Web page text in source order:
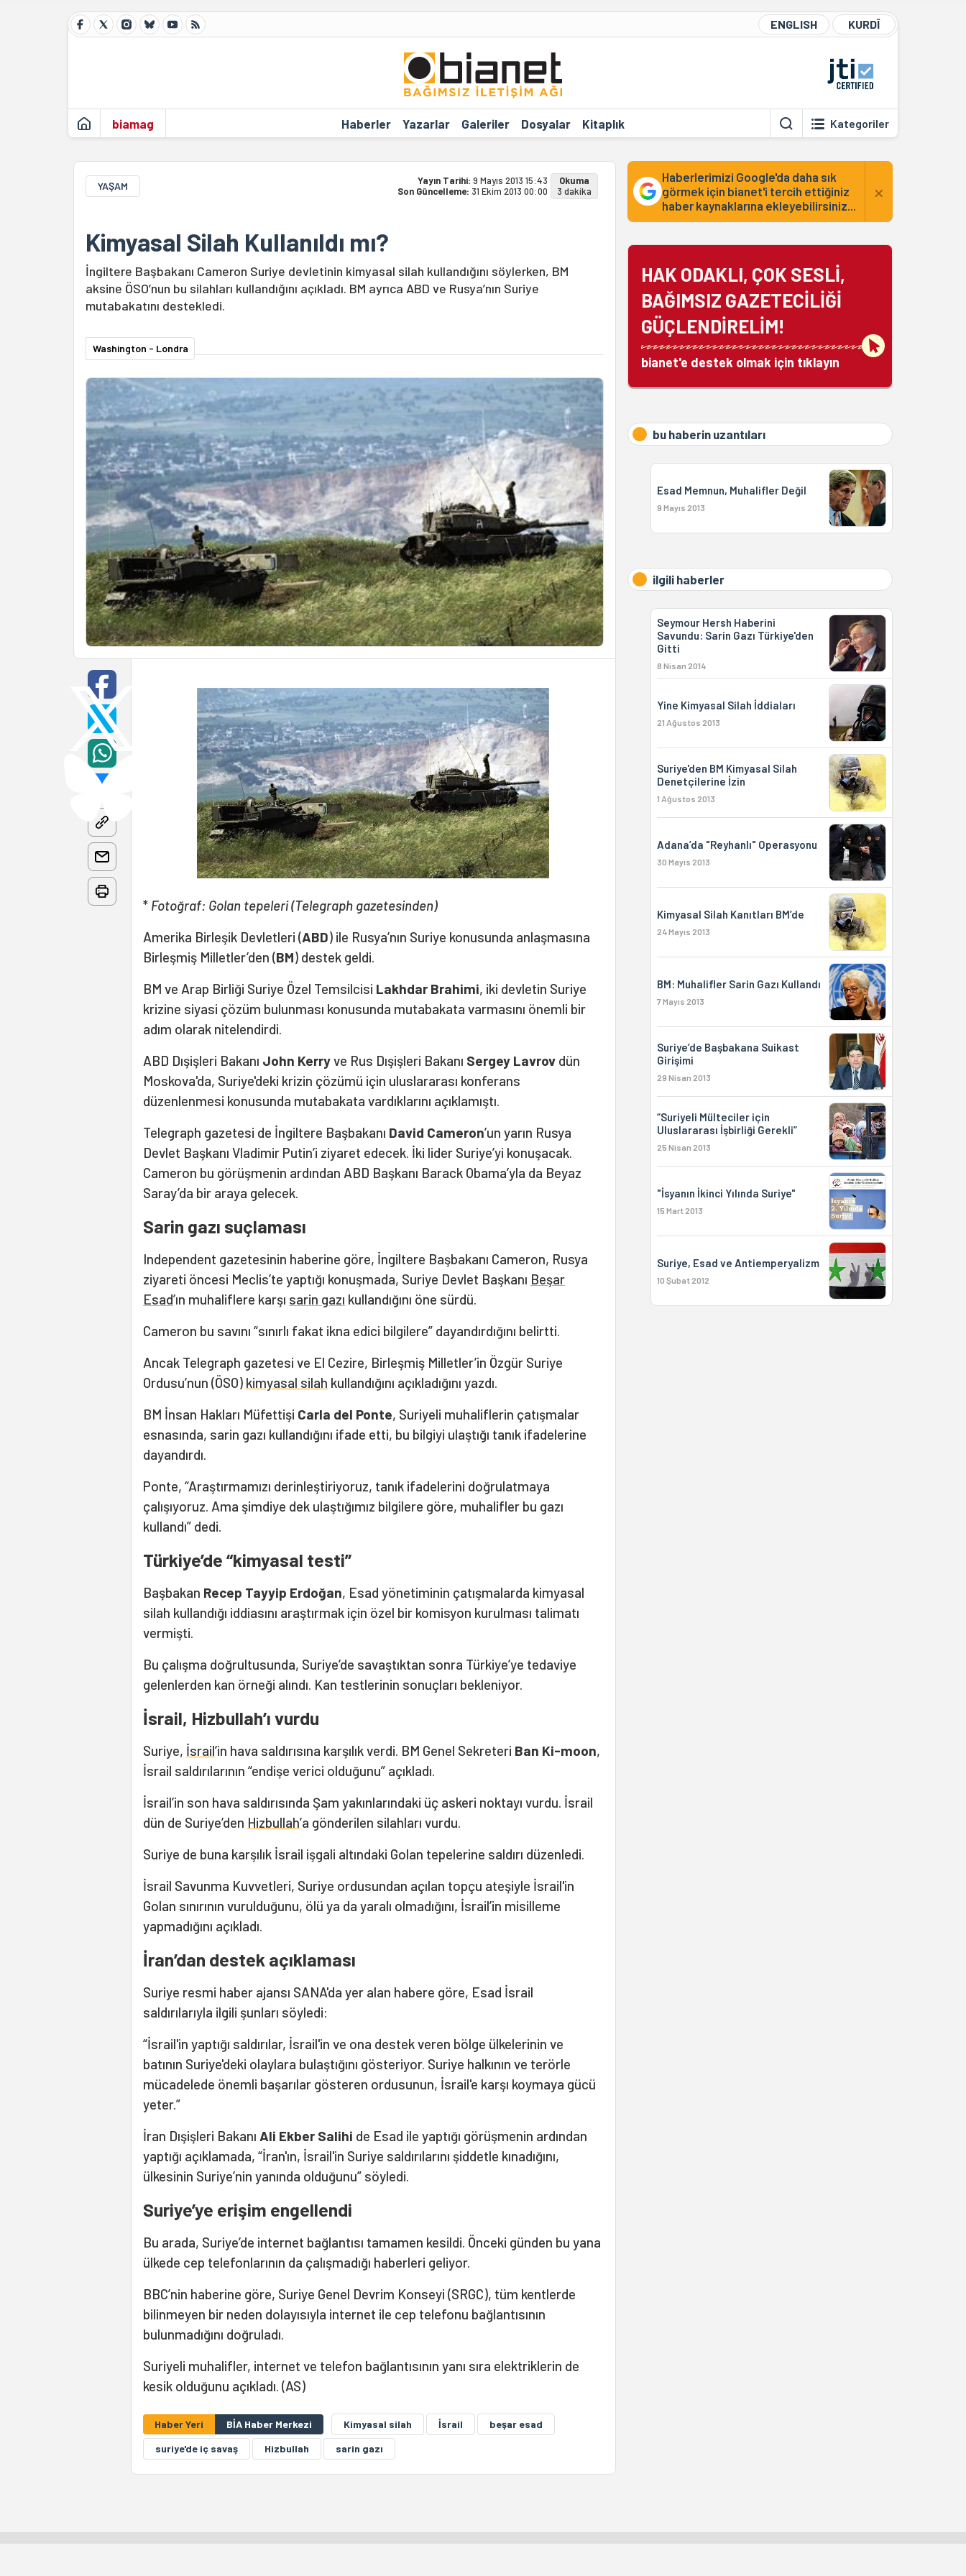
ENGLISH KURDÎ
biamag Haberler Yazarlar Galeriler Dosyalar Kitaplık Kategoriler
YAŞAM Yayın Tarihi: 9 Mayıs 2013 15:43
Son Güncelleme: 31 Ekim 2013 00:00
Okuma
3 dakika
Kimyasal Silah Kullanıldı mı?
İngiltere Başbakanı Cameron Suriye devletinin kimyasal silah kullandığını söylerken, BM
aksine ÖSO’nun bu silahları kullandığını açıkladı. BM ayrıca ABD ve Rusya’nın Suriye
mutabakatını destekledi.
Washington - Londra
* Fotoğraf: Golan tepeleri (Telegraph gazetesinden)
Amerika Birleşik Devletleri (ABD) ile Rusya’nın Suriye konusunda anlaşmasına
Birleşmiş Milletler’den (BM) destek geldi.
BM ve Arap Birliği Suriye Özel Temsilcisi Lakhdar Brahimi, iki devletin Suriye
krizine siyasi çözüm bulunması konusunda mutabakata varmasını önemli bir
adım olarak nitelendirdi.
ABD Dışişleri Bakanı John Kerryve Rus Dışişleri Bakanı Sergey Lavrov dün
Moskova'da, Suriye'deki krizin çözümü için uluslararası konferans
düzenlenmesi konusunda mutabakata vardıklarını açıklamıştı.
Telegraph gazetesi de İngiltere Başbakanı David Cameron’un yarın Rusya
Devlet Başkanı Vladimir Putin’i ziyaret edecek. İki lider Suriye’yi konuşacak.
Cameron bu görüşmenin ardından ABD Başkanı Barack Obama’yla da Beyaz
Saray’da bir araya gelecek.
Sarin gazı suçlaması
Independent gazetesinin haberine göre, İngiltere Başbakanı Cameron, Rusya
ziyareti öncesi Meclis’te yaptığı konuşmada, Suriye Devlet Başkanı Beşar
Esad’ın muhaliflere karşı sarin gazı kullandığını öne sürdü.
Cameron bu savını “sınırlı fakat ikna edici bilgilere” dayandırdığını belirtti.
Ancak Telegraph gazetesi ve El Cezire, Birleşmiş Milletler’in Özgür Suriye
Ordusu’nun (ÖSO) kimyasal silah kullandığını açıkladığını yazdı.
BM İnsan Hakları Müfettişi Carla del Ponte, Suriyeli muhaliflerin çatışmalar
esnasında, sarin gazı kullandığını ifade etti, bu bilgiyi ulaştığı tanık ifadelerine
dayandırdı.
Ponte, “Araştırmamızı derinleştiriyoruz, tanık ifadelerini doğrulatmaya
çalışıyoruz. Ama şimdiye dek ulaştığımız bilgilere göre, muhalifler bu gazı
kullandı” dedi.
Türkiye’de “kimyasal testi”
Başbakan Recep Tayyip Erdoğan, Esad yönetiminin çatışmalarda kimyasal
silah kullandığı iddiasını araştırmak için özel bir komisyon kurulması talimatı
vermişti.
Bu çalışma doğrultusunda, Suriye’de savaştıktan sonra Türkiye’ye tedaviye
gelenlerden kan örneği alındı. Kan testlerinin sonuçları bekleniyor.
İsrail, Hizbullah’ı vurdu
Suriye, İsrail’in hava saldırısına karşılık verdi. BM Genel Sekreteri Ban Ki-moon,
İsrail saldırılarının “endişe verici olduğunu” açıkladı.
İsrail’in son hava saldırısında Şam yakınlarındaki üç askeri noktayı vurdu. İsrail
dün de Suriye’den Hizbullah’a gönderilen silahları vurdu.
Suriye de buna karşılık İsrail işgali altındaki Golan tepelerine saldırı düzenledi.
İsrail Savunma Kuvvetleri, Suriye ordusundan açılan topçu ateşiyle İsrail'in
Golan sınırının vurulduğunu, ölü ya da yaralı olmadığını, İsrail’in misilleme
yapmadığını açıkladı.
İran’dan destek açıklaması
Suriye resmi haber ajansı SANA'da yer alan habere göre, Esad İsrail
saldırılarıyla ilgili şunları söyledi:
“İsrail'in yaptığı saldırılar, İsrail'in ve ona destek veren bölge ülkelerinin ve
batının Suriye'deki olaylara bulaştığını gösteriyor. Suriye halkının ve terörle
mücadelede önemli başarılar gösteren ordusunun, İsrail'e karşı koymaya gücü
yeter.”
İran Dışişleri Bakanı Ali Ekber Salihi de Esad ile yaptığı görüşmenin ardından
yaptığı açıklamada, “İran'ın, İsrail'in Suriye saldırılarını şiddetle kınadığını,
ülkesinin Suriye’nin yanında olduğunu” söyledi.
Suriye’ye erişim engellendi
Bu arada, Suriye’de internet bağlantısı tamamen kesildi. Önceki günden bu yana
ülkede cep telefonlarının da çalışmadığı haberleri geliyor.
BBC’nin haberine göre, Suriye Genel Devrim Konseyi (SRGC), tüm kentlerde
bilinmeyen bir neden dolayısıyla internet ile cep telefonu bağlantısının
bulunmadığını doğruladı.
Suriyeli muhalifler, internet ve telefon bağlantısının yanı sıra elektriklerin de
kesik olduğunu açıkladı. (AS)
Haber Yeri BİA Haber Merkezi Kimyasal silah İsrail
beşar esad
suriye'de iç savaş
Hizbullah sarin gazı
Haberlerimizi Google'da daha sık
görmek için bianet'i tercih ettiğiniz
haber kaynaklarına ekleyebilirsiniz...
×
HAK ODAKLI, ÇOK SESLİ,
BAĞIMSIZ GAZETECİLİĞİ
GÜÇLENDİRELİM!
bianet'e destek olmak için tıklayın
bu haberin uzantıları
Esad Memnun, Muhalifler Değil
9 Mayıs 2013
ilgili haberler
Seymour Hersh Haberini
Savundu: Sarin Gazı Türkiye'den
Gitti
8 Nisan 2014
Yine Kimyasal Silah İddiaları
21 Ağustos 2013
Suriye'den BM Kimyasal Silah
Denetçilerine İzin
1 Ağustos 2013
Adana’da "Reyhanlı" Operasyonu
30 Mayıs 2013
Kimyasal Silah Kanıtları BM’de
24 Mayıs 2013
BM: Muhalifler Sarin Gazı Kullandı
7 Mayıs 2013
Suriye’de Başbakana Suikast
Girişimi
29 Nisan 2013
“Suriyeli Mülteciler için
Uluslararası İşbirliği Gerekli”
25 Nisan 2013
"İsyanın İkinci Yılında Suriye"
15 Mart 2013
Suriye, Esad ve Antiemperyalizm
10 Şubat 2012